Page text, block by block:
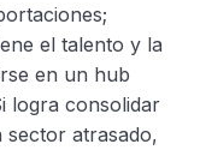
el talento y la
en un hub
logra consolidar
atrasado,